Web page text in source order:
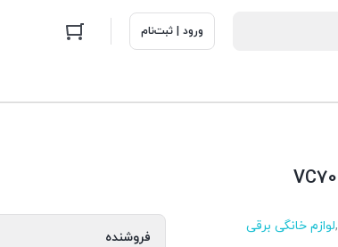
ورود | ثبت‌نام
,لوازم خانگی برقی
فروشنده